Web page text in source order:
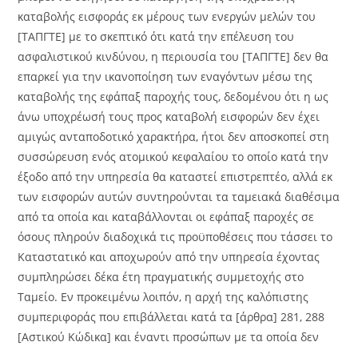
καταβολής εισφοράς εκ μέρους των ενεργών μελών του
[ΤΑΠΓΤΕ] με το σκεπτικό ότι κατά την επέλευση του
ασφαλιστικού κινδύνου, η περιουσία του [ΤΑΠΓΤΕ] δεν θα
επαρκεί για την ικανοποίηση των εναγόντων μέσω της
καταβολής της εφάπαξ παροχής τους, δεδομένου ότι η ως
άνω υποχρέωσή τους προς καταβολή εισφορών δεν έχει
αμιγώς ανταποδοτικό χαρακτήρα, ήτοι δεν αποσκοπεί στη
συσσώρευση ενός ατομικού κεφαλαίου το οποίο κατά την
έξοδο από την υπηρεσία θα καταστεί επιστρεπτέο, αλλά εκ
των εισφορών αυτών συντηρούνται τα ταμειακά διαθέσιμα
από τα οποία και καταβάλλονται οι εφάπαξ παροχές σε
όσους πληρούν διαδοχικά τις προϋποθέσεις που τάσσει το
Καταστατικό και αποχωρούν από την υπηρεσία έχοντας
συμπληρώσει δέκα έτη πραγματικής συμμετοχής στο
Ταμείο. Εν προκειμένω λοιπόν, η αρχή της καλόπιστης
συμπεριφοράς που επιβάλλεται κατά τα [άρθρα] 281, 288
[Αστικού Κώδικα] και έναντι προσώπων με τα οποία δεν